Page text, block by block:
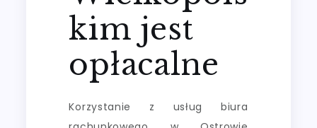
kim jest
opłacalne
Korzystanie z usług biura